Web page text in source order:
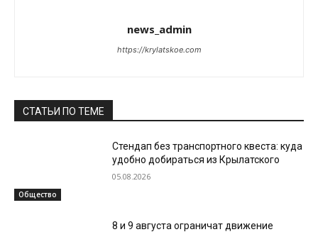
news_admin
https://krylatskoe.com
СТАТЬИ ПО ТЕМЕ
Общество
Стендап без транспортного квеста: куда
удобно добираться из Крылатского
05.08.2026
8 и 9 августа ограничат движение